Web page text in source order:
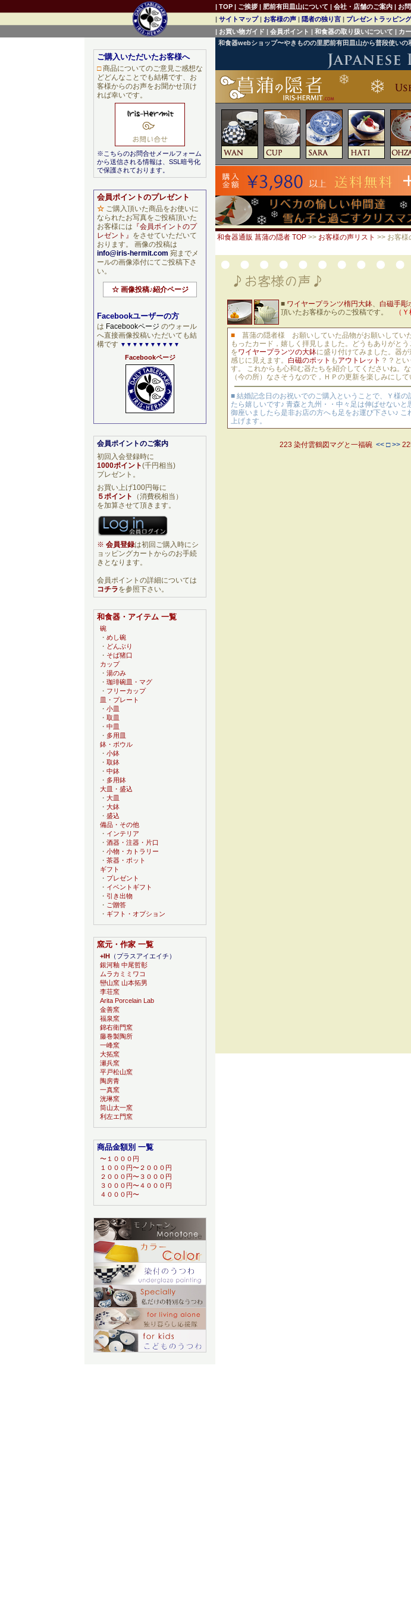
和食器webショップ〜やきものの里肥前有田皿山から普段使い
和食器通販 菖蒲の隠者 TOP >> お客様の声リスト >> お客様
■ ワイヤープランツ楕円大鉢、 白磁手彫
頂いたお客様からのご投稿です。
（
■ 菖蒲の隠者様 お願いしていた品物がお願いしてい
もったカード，嬉しく拝見しました。どうもありがと
をワイヤープランツの大鉢に盛り付けてみました。器
感じに見えます。 白磁のポット も アウトレット ？？と
す。 これからも心和む器たちを紹介してくださいね。
（今の所）なさそうなので，ＨＰの更新を楽しみにして
■ 結婚記念日のお祝いでのご購入ということで、Ｙ様
たら嬉しいです♪ 青森と九州・・中々足は伸ばせないと
御座いましたら是非お店の方へも足をお運び下さい♪ こ
上げます。
223 染付雲鶴図マグと一福碗 << □ >>
ご購入いただいたお客様へ
□商品についてのご意見ご感想な
どどんなことでも結構です、お
客様からのお声をお聞かせ頂け
れば幸いです。
※こちらのお問合せメールフォーム
から送信される情報は、SSL暗号化
で保護されております。
会員ポイントのプレゼント
☆ ご購入頂いた商品をお使いに
なられたお写真をご投稿頂いた
お客様には 『会員ポイントのプ
レゼント』 をさせていただいて
おります。 画像の投稿は
info@iris-hermit.com 宛までメ
ールの画像添付にてご投稿下さ
い。
☆ 画像投稿♪紹介ページ
Facebookユーザーの方
は Facebookページ のウォール
へ直接画像投稿いただいても結
構です ▼▼▼▼▼▼▼▼▼▼
Facebookページ
会員ポイントのご案内
初回入会登録時に
1000ポイント(千円相当)
プレゼント。
お買い上げ100円毎に
５ポイント
（消費税相当）
を加算させて頂きます。
※ 会員登録は初回ご購入時にシ
ョッピングカートからのお手続
きとなります。
会員ポイントの詳細については
コチラを参照下さい。
和食器・アイテム 一覧
碗
・ めし碗
・ どんぶり
・ そば猪口
カップ
・ 湯のみ
・ 珈琲碗皿・マグ
・ フリーカップ
皿・プレート
・ 小皿
・ 取皿
・ 中皿
・ 多用皿
鉢・ボウル
・ 小鉢
・ 取鉢
・ 中鉢
・ 多用鉢
大皿・盛込
・ 大皿
・ 大鉢
・ 盛込
備品・その他
・ インテリア
・ 酒器・注器・片口
・ 小物・カトラリー
・ 茶器・ポット
ギフト
・ プレゼント
・ イベントギフト
・ 引き出物
・ ご贈答
・ ギフト・オプション
窯元・作家 一覧
+IH
（プラスアイエイチ）
銀河釉 中尾哲彰
ムラカミミワコ
巒山窯 山本拓男
李荘窯
Arita Porcelain Lab
金善窯
福泉窯
錦右衛門窯
藤巻製陶所
一峰窯
大拓窯
瀬兵窯
平戸松山窯
陶房青
一真窯
洸琳窯
筒山太一窯
利左エ門窯
商品金額別 一覧
〜１０００円
１０００円〜２０００円
２０００円〜３０００円
３０００円〜４０００円
４０００円〜
| TOP | ご挨拶 | 肥前有田皿山について | 会社・店舗のご案内 | お
| サイトマップ| お客様の声 | 隠者の独り言 | プレゼントラッピング
| お買い物ガイド | 会員ポイント | 和食器の取り扱いについて | カ